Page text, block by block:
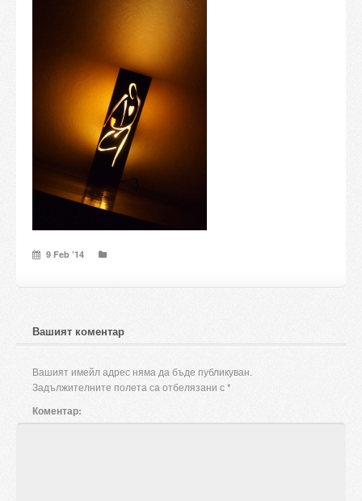
Candles and candle holders
Payment & Shipping
About us
Stores
9 Feb ’14
Вашият коментар
Вашият имейл адрес няма да бъде публикуван.
Задължителните полета са отбелязани с*
Коментар: